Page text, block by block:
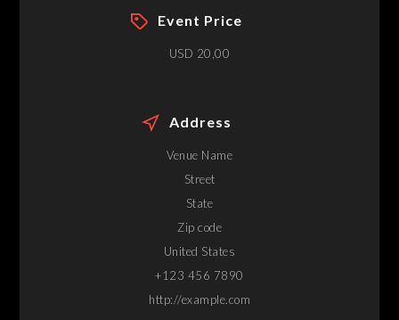
Event Price
USD 20,00
Address
Venue Name
Street
State
Zip code
United States
+123 456 7890
http://example.com